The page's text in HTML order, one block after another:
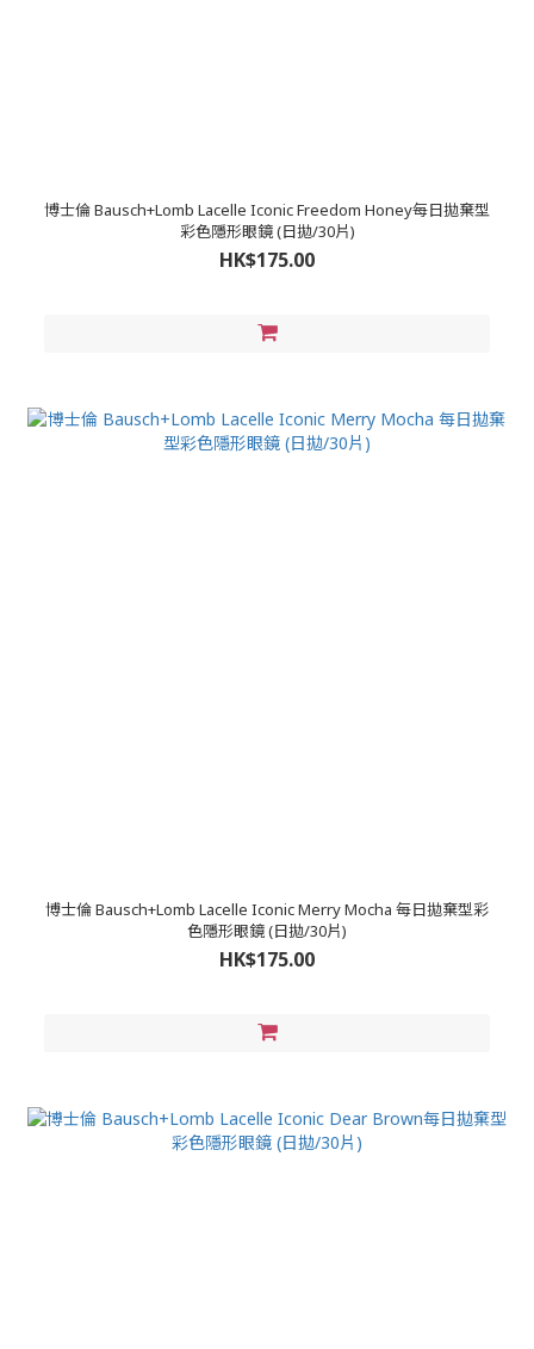
博士倫 Bausch+Lomb Lacelle Iconic Freedom Honey每日拋棄型
彩色隱形眼鏡 (日拋/30片)
HK$175.00
博士倫 Bausch+Lomb Lacelle Iconic Merry Mocha 每日拋棄型彩
色隱形眼鏡 (日拋/30片)
HK$175.00